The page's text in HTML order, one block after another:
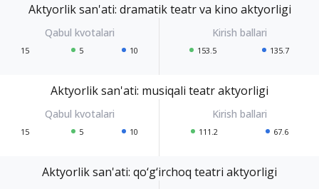
Aktyorlik san'ati: dramatik teatr va kino aktyorligi
15 5 10 153.5 135.7
Aktyorlik san'ati: musiqali teatr aktyorligi
15 5 10 111.2 67.6
Aktyorlik san'ati: qo‘g‘irchoq teatri aktyorligi